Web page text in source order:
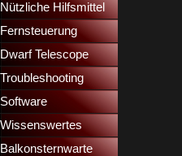
Nützliche Hilfsmittel
Fernsteuerung
Dwarf Telescope
Troubleshooting
Software
Wissenswertes
Balkonsternwarte